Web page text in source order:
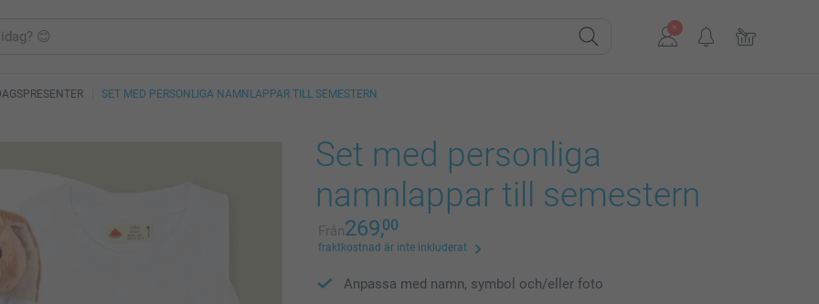
SET MED PERSONLIGA NAMNLAPPAR TILL SEMESTERN
Set med personliga
namnlappar till semestern
Från269,00
fraktkostnad är inte inkluderat
Anpassa med namn, symbol och/eller foto